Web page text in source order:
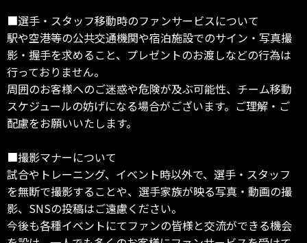
■選手・スタッフ移動時のファンサービスについて
駅や空港等の公共交通機関や宿泊施設でのサイン・写真撮
影・握手を求めること、プレゼントのお渡しなどの行為は
行っておりません。
周囲のお客様へのご迷惑や危険が及ぶ可能性、チーム移動
スケジュールの妨げになる場合がございます。ご理解・ご
配慮をお願いいたします。
■撮影マナーについて
試合やトレーニング、イベント時以外で、選手・スタッフ
を無断で撮影することや、選手家族が映る写真・動画の撮
影、SNSの投稿はご遠慮ください。
今後も各種イベントにてファンの皆様と交流ができる機会